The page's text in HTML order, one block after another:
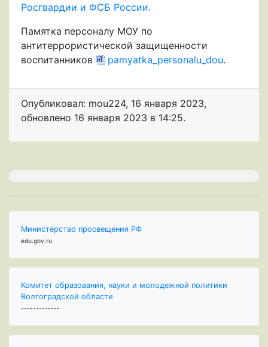
Росгвардии и ФСБ России.
Памятка персоналу МОУ по
антитеррористической защищенности
воспитанников
pamyatka_personalu_dou.
Опубликовал: mou224, 16 января 2023,
обновлено 16 января 2023 в 14:25.
Министерство просвещения РФ
edu.gov.ru
Комитет образования, науки и молодежной политики
Волгоградской области
-------------